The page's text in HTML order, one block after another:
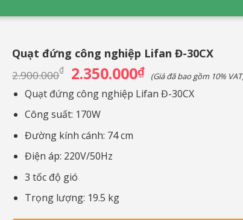
Quạt đứng công nghiệp Lifan Đ-30CX
2.900.000₫ Giá
gốc
là:
2.900.000₫.
2.350.000₫Giá
hiện
tại
là:
(Giá đã bao gồm 10%
Quạt đứng công nghiệp Lifan Đ-30CX
Công suất: 170W
Đường kính cánh: 74 cm
Điện áp: 220V/50Hz
3 tốc độ gió
Trọng lượng: 19.5 kg